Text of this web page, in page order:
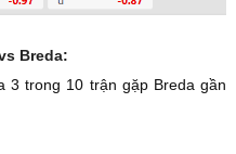
Breda:
3 trong 10 trận gặp Breda gần